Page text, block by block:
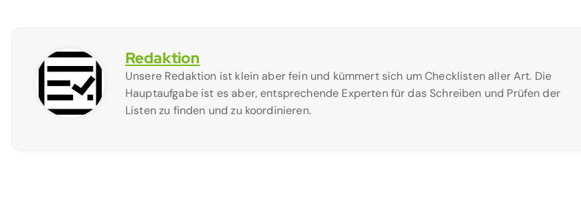
Redaktion
Unsere Redaktion ist klein aber fein und kümmert sich um Checklisten aller Art. Die
Hauptaufgabe ist es aber, entsprechende Experten für das Schreiben und Prüfen der
Listen zu finden und zu koordinieren.